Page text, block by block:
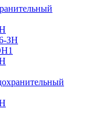
ЗН